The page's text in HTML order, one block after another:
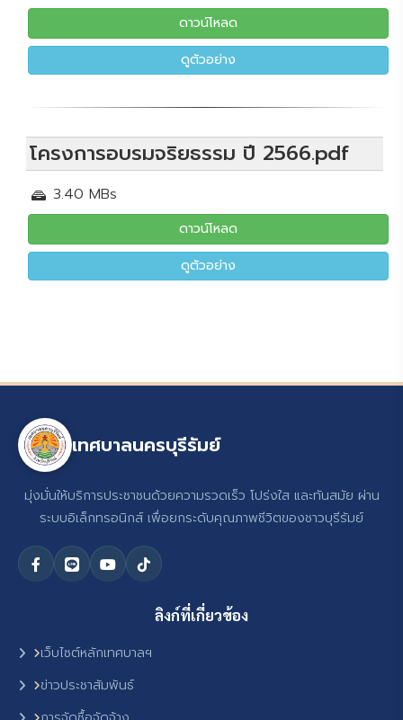
ดาวน์โหลด
ดูตัวอย่าง
โครงการอบรมจริยธรรม ปี 2566.pdf
3.40 MBs
ดาวน์โหลด
ดูตัวอย่าง
เทศบาลนครบุรีรัมย์
มุ่งมั่นให้บริการประชาชนด้วยความรวดเร็ว โปร่งใส และทันสมัย ผ่าน
ระบบอิเล็กทรอนิกส์ เพื่อยกระดับคุณภาพชีวิตของชาวบุรีรัมย์
ลิงก์ที่เกี่ยวข้อง
เว็บไซต์หลักเทศบาลฯ
ข่าวประชาสัมพันธ์